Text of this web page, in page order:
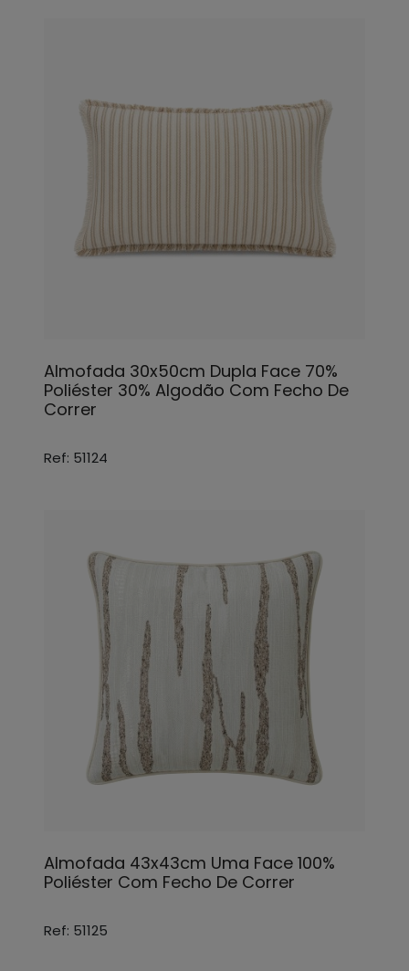
Almofada 30x50cm Dupla Face 70%
Poliéster 30% Algodão Com Fecho De
Correr
Ref: 51124
Almofada 43x43cm Uma Face 100%
Poliéster Com Fecho De Correr
Ref: 51125